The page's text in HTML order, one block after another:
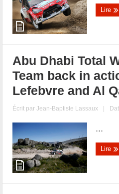
Lire
Abu Dhabi Total
Team back in
Lefebvre and Al
Écrit parJean-Baptiste Lassaux |
...
Lire